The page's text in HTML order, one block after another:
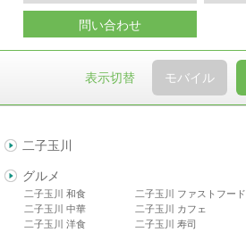
問い合わせ
表示切替 モバイル
二子玉川
グルメ
二子玉川 和食
二子玉川 中華
二子玉川 洋食
二子玉川 ファストフード
二子玉川 カフェ
二子玉川 寿司